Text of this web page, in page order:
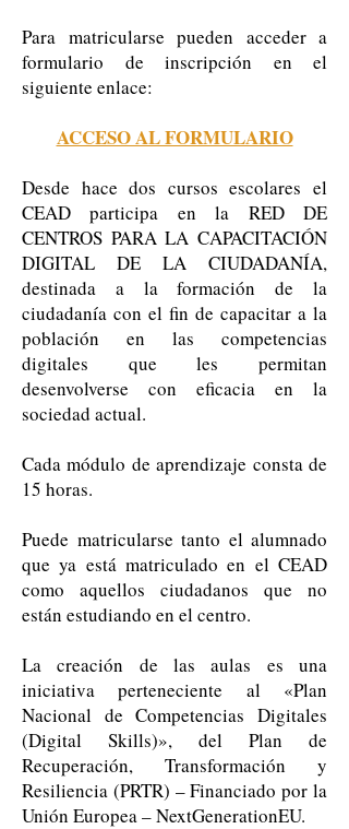
Para matricularse pueden acceder a
formulario de inscripción en el
siguiente enlace:
ACCESO AL FORMULARIO
Desde hace dos cursos escolares el
CEAD participa en la RED DE
CENTROS PARA LA CAPACITACIÓN
DIGITAL DE LA CIUDADANÍA,
destinada a la formación de la
ciudadanía con el fin de capacitar a la
población en las competencias
digitales que les permitan
desenvolverse con eficacia en la
sociedad actual.
Cada módulo de aprendizaje consta de
15 horas.
Puede matricularse tanto el alumnado
que ya está matriculado en el CEAD
como aquellos ciudadanos que no
están estudiando en el centro.
La creación de las aulas es una
iniciativa perteneciente al «Plan
Nacional de Competencias Digitales
(Digital Skills)», del Plan de
Recuperación, Transformación y
Resiliencia (PRTR) – Financiado por la
Unión Europea – NextGenerationEU.